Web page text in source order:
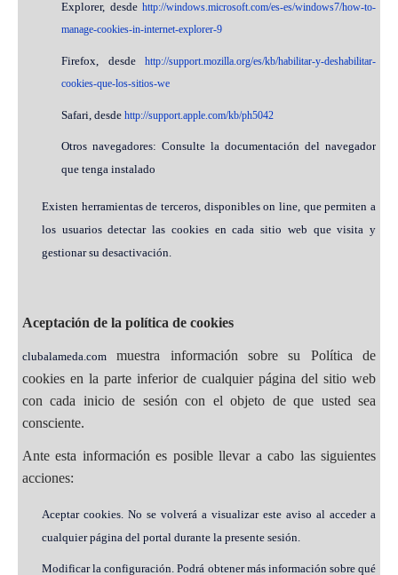
Explorer, desde http://windows.microsoft.com/es-es/windows7/how-to-
manage-cookies-in-internet-explorer-9
Firefox, desde http://support.mozilla.org/es/kb/habilitar-y-deshabilitar-
cookies-que-los-sitios-we
Safari, desde http://support.apple.com/kb/ph5042
Otros navegadores: Consulte la documentación del navegador
que tenga instalado
Existen herramientas de terceros, disponibles on line, que permiten a
los usuarios detectar las cookies en cada sitio web que visita y
gestionar su desactivación.
Aceptación de la política de cookies
clubalameda.com muestra información sobre su Política de
cookies en la parte inferior de cualquier página del sitio web
con cada inicio de sesión con el objeto de que usted sea
consciente.
Ante esta información es posible llevar a cabo las siguientes
acciones:
Aceptar cookies. No se volverá a visualizar este aviso al acceder a
cualquier página del portal durante la presente sesión.
Modificar la configuración. Podrá obtener más información sobre qué